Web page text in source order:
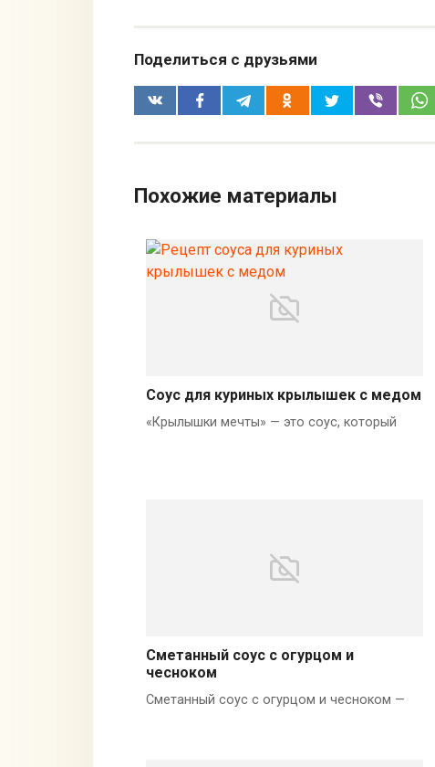
Поделиться с друзьями
Похожие материалы
Соус для куриных крылышек с медом
«Крылышки мечты» — это соус, который
Сметанный соус с огурцом и
чесноком
Сметанный соус с огурцом и чесноком —